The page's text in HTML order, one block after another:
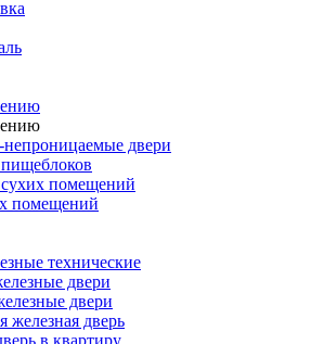
двери
помещений
помещений
технические
двери
двери
железная дверь